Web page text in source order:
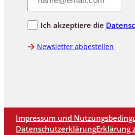
Ich akzeptiere die
Newsletter abbestellen
Impressum und
DatenschutzerklärungErklärung